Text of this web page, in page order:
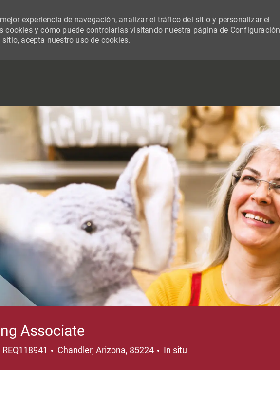
experiencia de navegación, analizar el tráfico del sitio y personalizar el
cookies y cómo puede controlarlas visitando nuestra página de Configuración
acepta nuestro uso de cookies.
Associate
REQ118941 Ubicación
Chandler, Arizona, 85224 In situ